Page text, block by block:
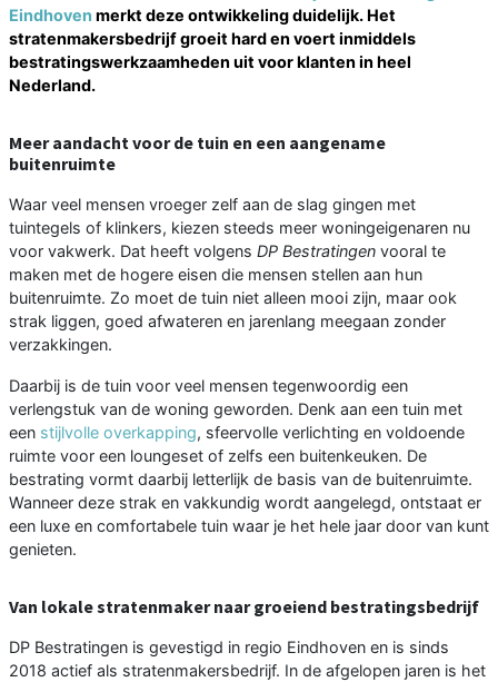
Eindhoven merkt deze ontwikkeling duidelijk. Het
stratenmakersbedrijf groeit hard en voert inmiddels
bestratingswerkzaamheden uit voor klanten in heel
Nederland.
Meer aandacht voor de tuin en een aangename
buitenruimte
Waar veel mensen vroeger zelf aan de slag gingen met
tuintegels of klinkers, kiezen steeds meer woningeigenaren nu
voor vakwerk. Dat heeft volgens DP Bestratingen vooral te
maken met de hogere eisen die mensen stellen aan hun
buitenruimte. Zo moet de tuin niet alleen mooi zijn, maar ook
strak liggen, goed afwateren en jarenlang meegaan zonder
verzakkingen.
Daarbij is de tuin voor veel mensen tegenwoordig een
verlengstuk van de woning geworden. Denk aan een tuin met
een stijlvolle overkapping, sfeervolle verlichting en voldoende
ruimte voor een loungeset of zelfs een buitenkeuken. De
bestrating vormt daarbij letterlijk de basis van de buitenruimte.
Wanneer deze strak en vakkundig wordt aangelegd, ontstaat er
een luxe en comfortabele tuin waar je het hele jaar door van kunt
genieten.
Van lokale stratenmaker naar groeiend bestratingsbedrijf
DP Bestratingen is gevestigd in regio Eindhoven en is sinds
2018 actief als stratenmakersbedrijf. In de afgelopen jaren is het